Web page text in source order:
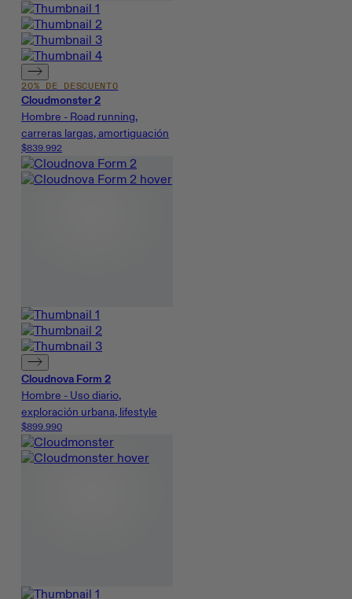
20% DE DESCUENTO
Cloudmonster 2
Hombre - Road running,
carreras largas, amortiguación
$839.992
Cloudnova Form 2
Hombre - Uso diario,
exploración urbana, lifestyle
$899.990